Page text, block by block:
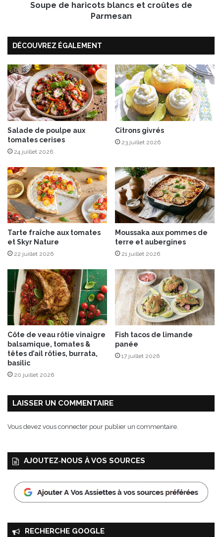
l
P
o
r
r
i
d
g
e
e
t
a
P
o
l
e
n
t
a
”
t
e
n
a
n
a
s
s
n
n
o
s
b
l
a
n
c
s
e
t
c
o
û
t
e
s
d
e
P
a
n
Soupe de haricots blancs et croûtes de
Parmesan
DÉCOUVREZ ÉGALEMENT
Salade de poulpe aux
tomates cerises
24 juillet 2026
Citrons givrés
23 juillet 2026
Tarte fraîche aux tomates
et Skyr Nature
22 juillet 2026
Moussaka aux pommes de
terre et aubergines
21 juillet 2026
Côte de veau rôtie vinaigre
balsamique, tomates &
têtes d’ail rôties, burrata,
basilic
20 juillet 2026
Fish tacos de limande
panée
17 juillet 2026
LAISSER UN COMMENTAIRE
Vous devez vous connecter pour publier un commentaire.
AJOUTEZ‑NOUS À VOS SOURCES
RECHERCHE GOOGLE